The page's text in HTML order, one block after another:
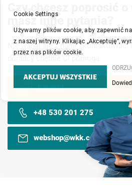
Czy chcesz poprosić o
masz inne pytania?
Nie wahaj się z nami
doradcy chętnie Ci pomogą.
Kontakt
+48 530 201 275
webshop@wkk.com.pl
Cookie Settings
Używamy plików cookie, aby zapewnić
z naszej witryny. Klikając „Akceptuję”,
przez nas plików cookie.
AKCEPTUJ WSZYSTKIE